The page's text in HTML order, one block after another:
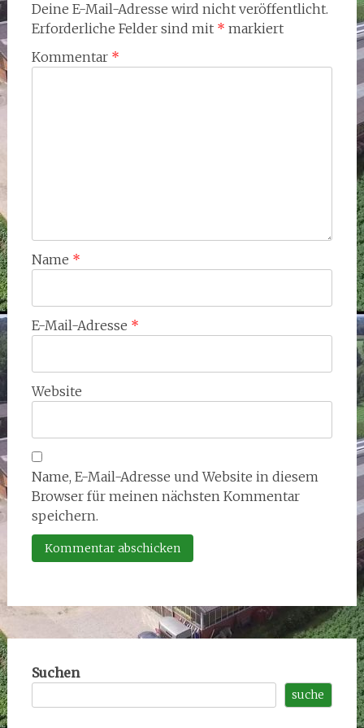
Deine E-Mail-Adresse wird nicht veröffentlicht.
Erforderliche Felder sind mit * markiert
Kommentar *
Name *
E-Mail-Adresse *
Website
Name, E-Mail-Adresse und Website in diesem
Browser für meinen nächsten Kommentar
speichern.
Suchen
suche